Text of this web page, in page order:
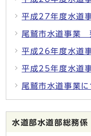
平成27年度水道
尾鷲市水道事業
平成26年度水道
平成25年度水道
尾鷲市水道事業に
水道部水道部総務係